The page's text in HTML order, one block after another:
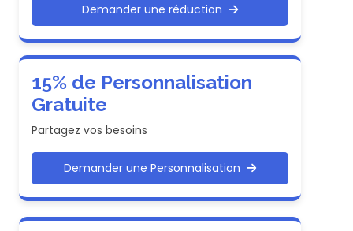
Demander une réduction
15% de Personnalisation
Gratuite
Partagez vos besoins
Demander une Personnalisation